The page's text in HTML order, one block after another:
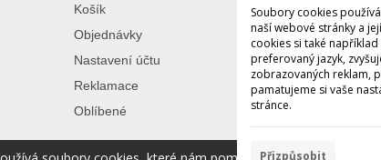
Košík
Objednávky
Nastavení účtu
Reklamace
Oblíbené
Tel.:
Po - Pá:
Soubory cookies
naší webové stránky a
cookies si také
preferovaný jazyk,
zobrazovaných reklam,
pamatujeme si vaše
stránce.
Přizpůsobit